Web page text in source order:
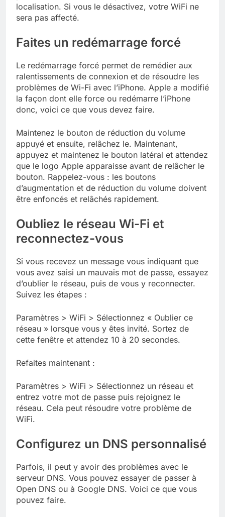
localisation. Si vous le désactivez, votre WiFi ne
sera pas affecté.
Faites un redémarrage forcé
Le redémarrage forcé permet de remédier aux
ralentissements de connexion et de résoudre les
problèmes de Wi-Fi avec l’iPhone. Apple a modifié
la façon dont elle force ou redémarre l’iPhone
donc, voici ce que vous devez faire.
Maintenez le bouton de réduction du volume
appuyé et ensuite, relâchez le. Maintenant,
appuyez et maintenez le bouton latéral et attendez
que le logo Apple apparaisse avant de relâcher le
bouton. Rappelez-vous : les boutons
d’augmentation et de réduction du volume doivent
être enfoncés et relâchés rapidement.
Oubliez le réseau Wi-Fi et
reconnectez-vous
Si vous recevez un message vous indiquant que
vous avez saisi un mauvais mot de passe, essayez
d’oublier le réseau, puis de vous y reconnecter.
Suivez les étapes :
Paramètres > WiFi > Sélectionnez « Oublier ce
réseau » lorsque vous y êtes invité. Sortez de
cette fenêtre et attendez 10 à 20 secondes.
Refaites maintenant :
Paramètres > WiFi > Sélectionnez un réseau et
entrez votre mot de passe puis rejoignez le
réseau. Cela peut résoudre votre problème de
WiFi.
Configurez un DNS personnalisé
Parfois, il peut y avoir des problèmes avec le
serveur DNS. Vous pouvez essayer de passer à
Open DNS ou à Google DNS. Voici ce que vous
pouvez faire.